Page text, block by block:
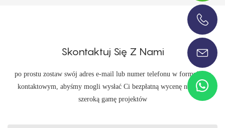
Skontaktuj Się Z Nami
po prostu zostaw swój adres e-mail lub numer telefonu w formularzu
kontaktowym, abyśmy mogli wysłać Ci bezpłatną wycenę na naszą
szeroką gamę projektów